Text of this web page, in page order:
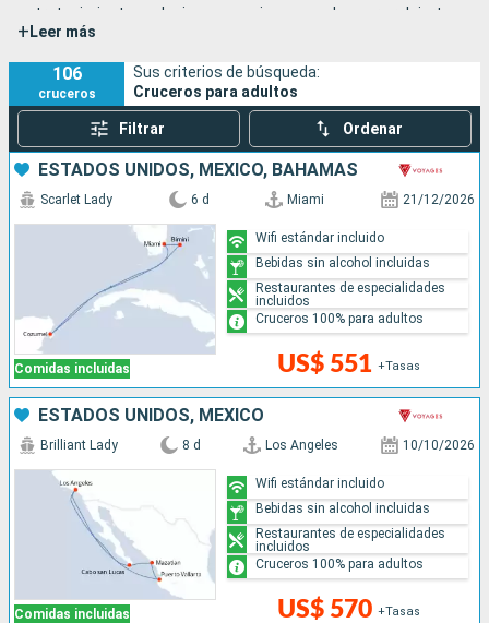
entretenimiento exclusivo y espacios pensados para relajarte y
desconectar. Vive momentos inolvidables en alta mar, rodeado
de comodidad y sin distracciones. Es tu momento de zarpar
hacia el paraíso.
+ Leer más
106
cruceros
Sus criterios de búsqueda:
Cruceros para adultos
Filtrar Ordenar
ESTADOS UNIDOS, MÉXICO, BAHAMAS
Comidas incluidas
Scarlet Lady 6 d Miami 21/12/2026
US$ 551 +Tasas
Wifi estándar incluido
Bebidas sin alcohol incluidas
Restaurantes de especialidades
incluidos
Cruceros 100% para adultos
ESTADOS UNIDOS, MÉXICO
Comidas incluidas
Brilliant Lady 8 d Los Angeles 10/10/2026
US$ 570 +Tasas
Wifi estándar incluido
Bebidas sin alcohol incluidas
Restaurantes de especialidades
incluidos
Cruceros 100% para adultos